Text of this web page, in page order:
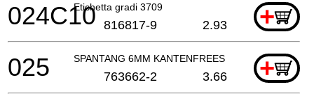
Etichetta gradi 3709 +
024C10 816817-9 2.93
SPANTANG 6MM KANTENFREES +
025 763662-2 3.66